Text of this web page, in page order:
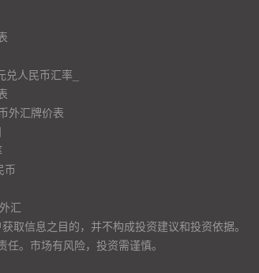
人民币汇率_
外汇牌价表
币
汇
取信息之目的，并不构成投资建议和投资依据。
。市场有风险，投资需谨慎。